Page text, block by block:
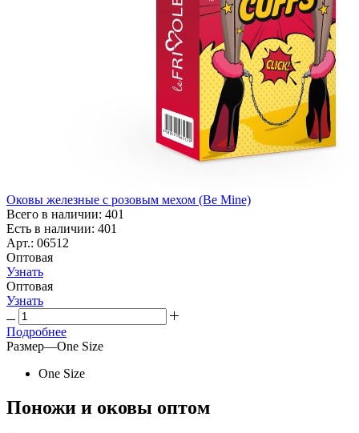
Оковы железные с розовым мехом (Be Mine)
Всего в наличии: 401
Есть в наличии: 401
Арт.: 06512
Оптовая
Узнать
Оптовая
Узнать
Подробнее
Размер—One Size
One Size
Поножи и оковы оптом